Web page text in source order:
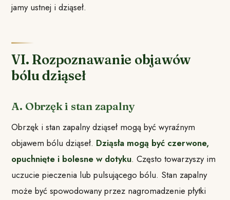
jamy ustnej i dziąseł.
VI. Rozpoznawanie objawów
bólu dziąseł
A. Obrzęk i stan zapalny
Obrzęk i stan zapalny dziąseł mogą być wyraźnym
objawem bólu dziąseł. Dziąsła mogą być czerwone,
opuchnięte i bolesne w dotyku. Często towarzyszy im
uczucie pieczenia lub pulsującego bólu. Stan zapalny
może być spowodowany przez nagromadzenie płytki